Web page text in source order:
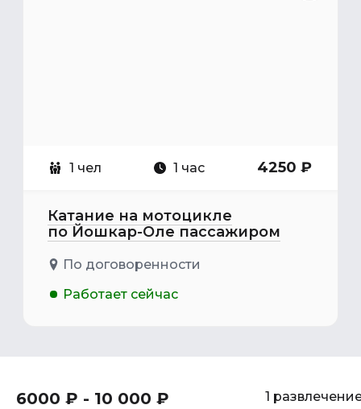
1 чел 1 час 4250 ₽
Катание на мотоцикле
по Йошкар-Оле пассажиром
По договоренности
Работает сейчас
6000 ₽ - 10 000 ₽ 1